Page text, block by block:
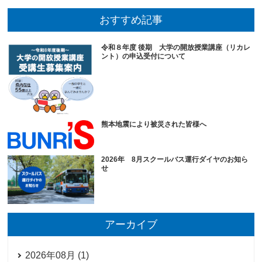
おすすめ記事
令和８年度 後期 大学の開放授業講座（リカレ
ント）の申込受付について
熊本地震により被災された皆様へ
2026年 8月スクールバス運行ダイヤのお知ら
せ
アーカイブ
2026年08月 (1)